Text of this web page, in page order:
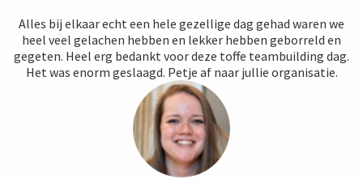
Alles bij elkaar echt een hele gezellige dag gehad waren we
heel veel gelachen hebben en lekker hebben geborreld en
gegeten. Heel erg bedankt voor deze toffe teambuilding dag.
Het was enorm geslaagd. Petje af naar jullie organisatie.